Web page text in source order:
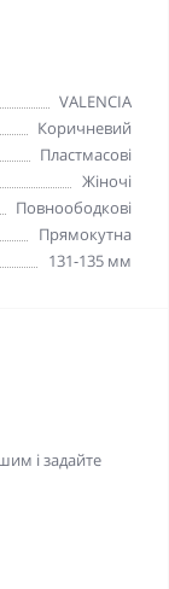
VALENCIA
Коричневий
Пластмасові
Жіночі
Повноободкові
Прямокутна
131-135 мм
і задайте